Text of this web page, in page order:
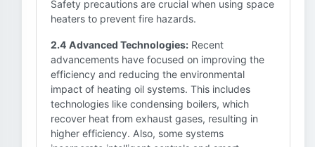
Safety precautions are crucial when using space
heaters to prevent fire hazards.
2.4 Advanced Technologies: Recent
advancements have focused on improving the
efficiency and reducing the environmental
impact of heating oil systems. This includes
technologies like condensing boilers, which
recover heat from exhaust gases, resulting in
higher efficiency. Also, some systems